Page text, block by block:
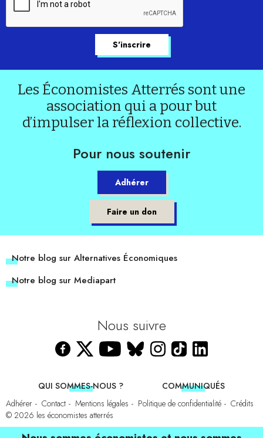
Les Économistes Atterrés sont une
association qui a pour but
d’impulser la réflexion collective.
Pour nous soutenir
Adhérer
Faire un don
Notre blog sur Alternatives Économiques
Notre blog sur Mediapart
Nous suivre
QUI SOMMES-NOUS ?
COMMUNIQUÉS
Adhérer
Contact Mentions légales Politique de confidentialité
Crédits
© 2026 les économistes atterrés